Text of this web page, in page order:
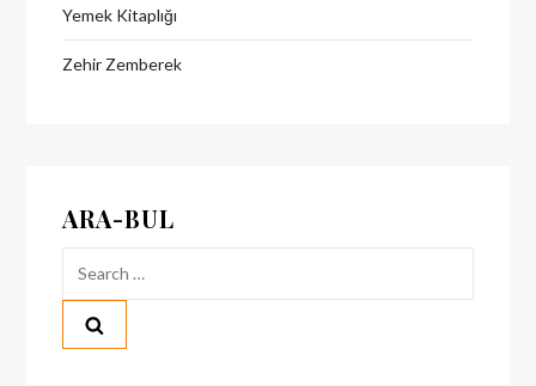
Yemek Kitaplığı
Zehir Zemberek
ARA-BUL